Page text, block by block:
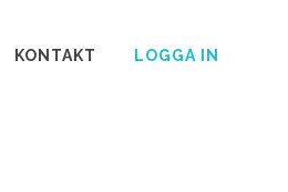
KONTAKT LOGGA IN